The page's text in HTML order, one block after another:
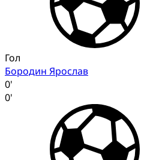
Гол
Бородин Ярослав
0'
0'